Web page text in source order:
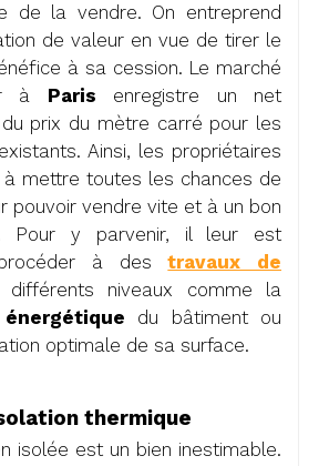
de la vendre. On entreprend
de valeur en vue de tirer le
à sa cession. Le marché
à Paris enregistre un net
prix du mètre carré pour les
Ainsi, les propriétaires
mettre toutes les chances de
pouvoir vendre vite et à un bon
Pour y parvenir, il leur est
à destravaux de
niveaux comme la
du bâtiment ou
optimale de sa surface.
thermique
isolée est un bien inestimable.